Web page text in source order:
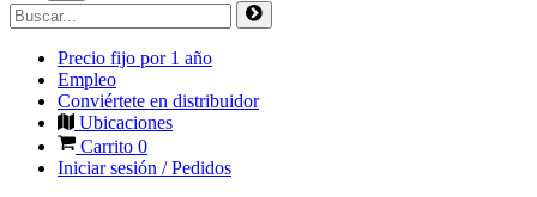
Precio fijo por 1 año
Empleo
Conviértete en distribuidor
Ubicaciones
Carrito 0
Iniciar sesión / Pedidos